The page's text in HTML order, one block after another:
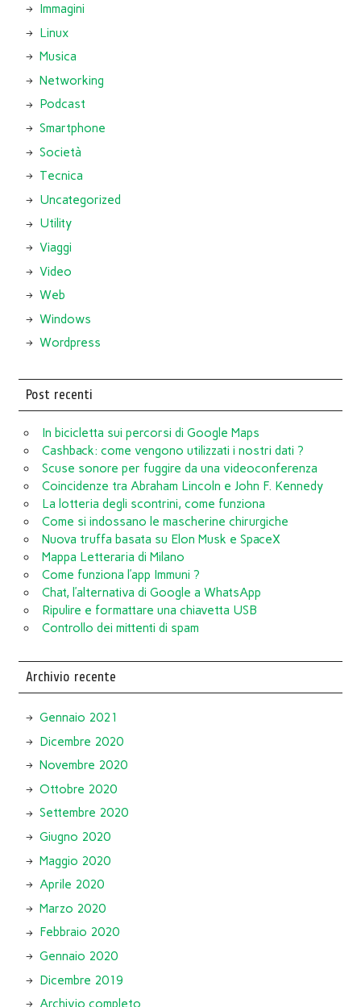
Immagini
Linux
Musica
Networking
Podcast
Smartphone
Società
Tecnica
Uncategorized
Utility
Viaggi
Video
Web
Windows
Wordpress
Post recenti
In bicicletta sui percorsi di Google Maps
Cashback: come vengono utilizzati i nostri dati ?
Scuse sonore per fuggire da una videoconferenza
Coincidenze tra Abraham Lincoln e John F. Kennedy
La lotteria degli scontrini, come funziona
Come si indossano le mascherine chirurgiche
Nuova truffa basata su Elon Musk e SpaceX
Mappa Letteraria di Milano
Come funziona l’app Immuni ?
Chat, l’alternativa di Google a WhatsApp
Ripulire e formattare una chiavetta USB
Controllo dei mittenti di spam
Archivio recente
Gennaio 2021
Dicembre 2020
Novembre 2020
Ottobre 2020
Settembre 2020
Giugno 2020
Maggio 2020
Aprile 2020
Marzo 2020
Febbraio 2020
Gennaio 2020
Dicembre 2019
Archivio completo